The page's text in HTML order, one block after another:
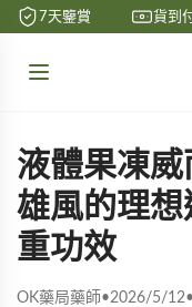
7天鑒賞 貨到付
液體果凍
雄風的理
重功效
OK藥局藥師•2026/5/12•